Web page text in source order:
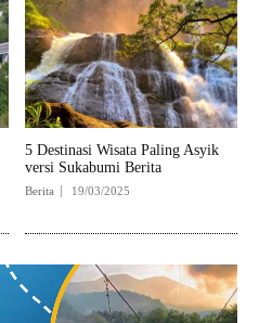
5 Destinasi Wisata Paling Asyik
versi Sukabumi Berita
Berita 19/03/2025